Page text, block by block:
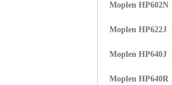
Moplen HP602N
Moplen HP622J
Moplen HP640J
Moplen HP640R